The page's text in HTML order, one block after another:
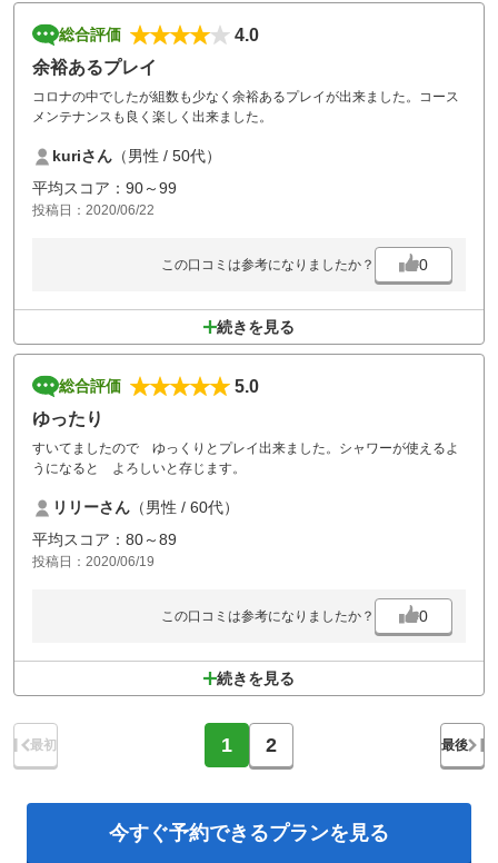
総合評価
4.0
余裕あるプレイ
コロナの中でしたが組数も少なく余裕あるプレイが出来ました。コース
メンテナンスも良く楽しく出来ました。
kuriさん （男性 / 50代）
平均スコア：90～99
投稿日：2020/06/22
この口コミは参考になりましたか？ 0
続きを見る
総合評価
5.0
ゆったり
すいてましたので ゆっくりとプレイ出来ました。シャワーが使えるよ
うになると よろしいと存じます。
リリーさん （男性 / 60代）
平均スコア：80～89
投稿日：2020/06/19
この口コミは参考になりましたか？ 0
続きを見る
最初 1 2 最後
今すぐ予約できるプランを見る